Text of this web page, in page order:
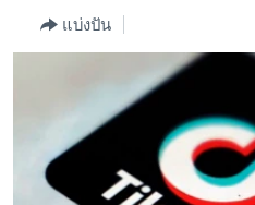
ข้าม
ค้นหา
ธุรกิจ
สังคมและสุขภาพ
ไลฟ์สไตล์
ตรวจสอบข่าว
แบ่งปัน